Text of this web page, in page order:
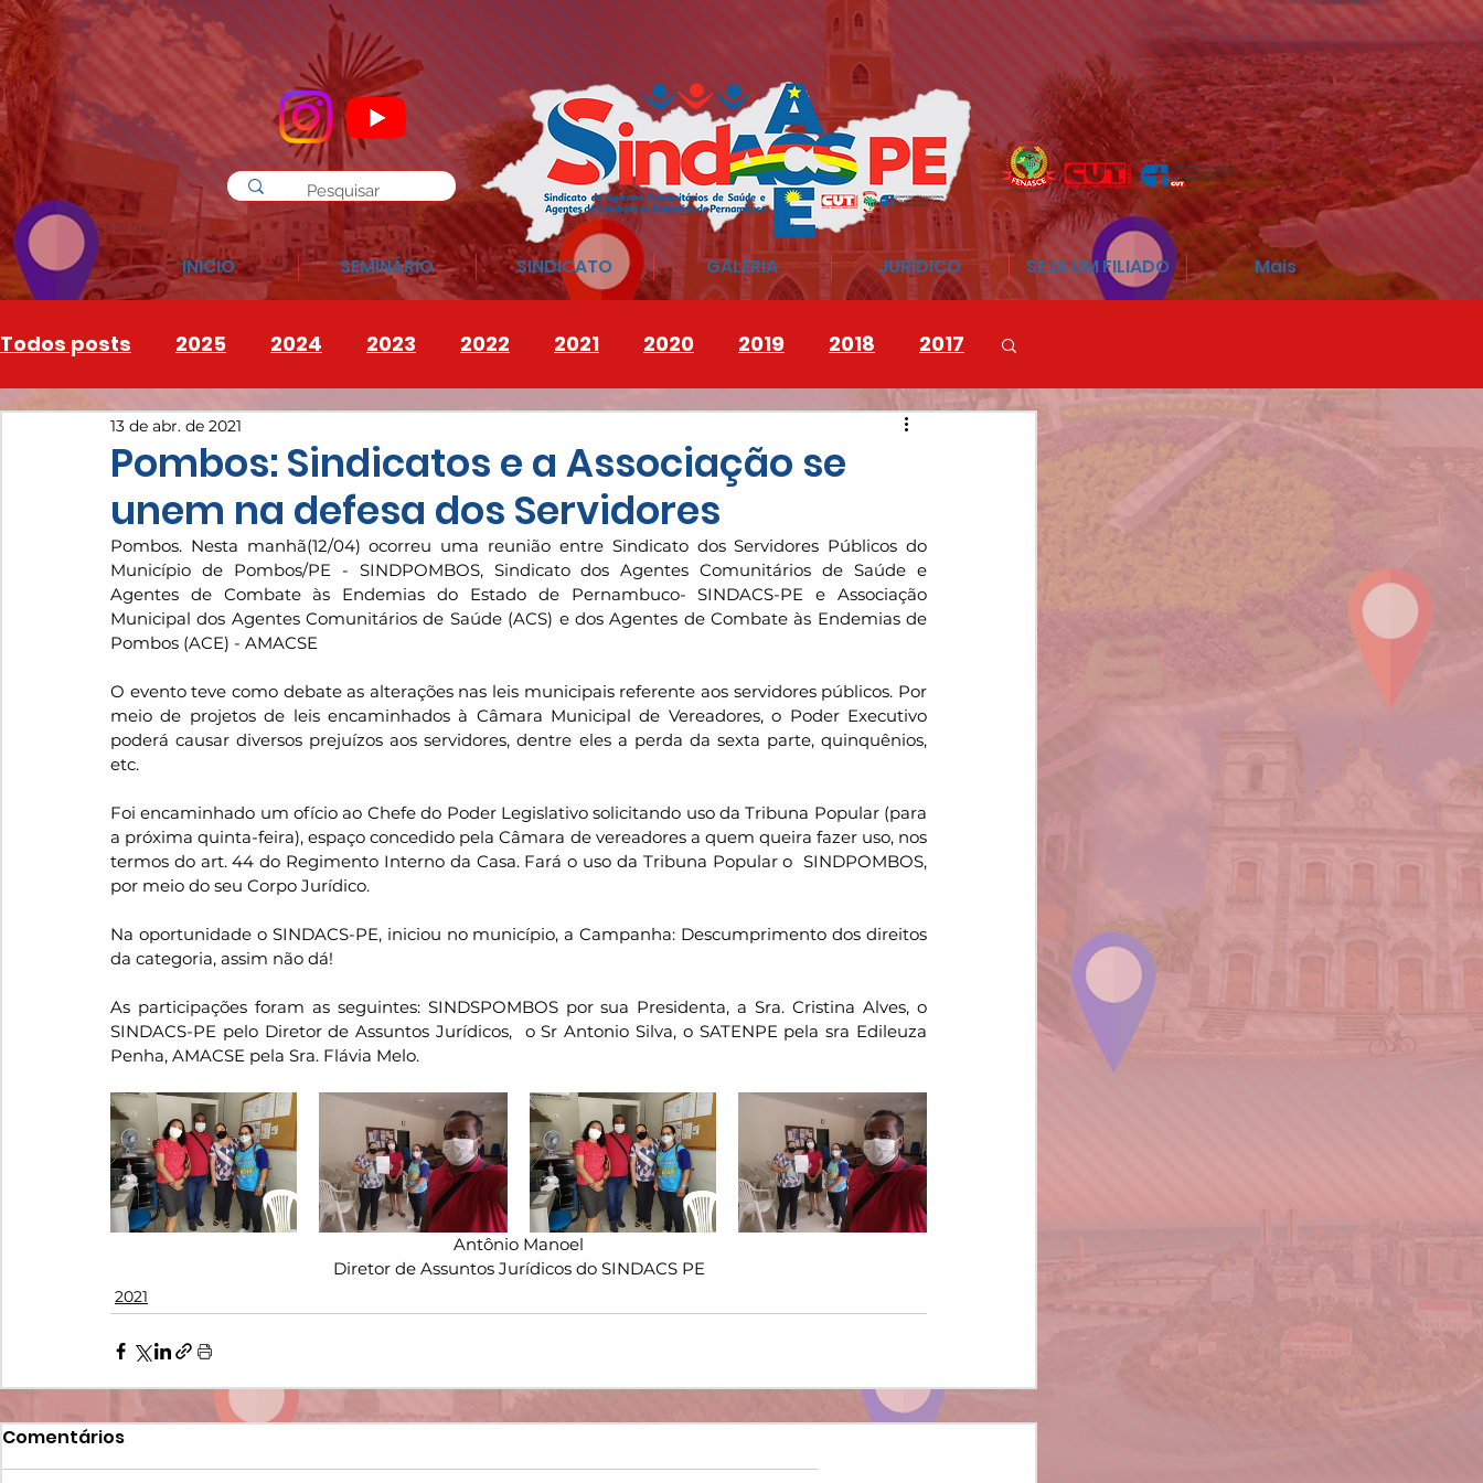
INÍCIO SEMINÁRIO SINDICATO GALERIA JURÍDICO SEJA UM FILIADO Mais
Todos posts 2025 2024 2023 2022 2021 2020 2019 2018 2017
INSTAGRAM 2026
Pombos: Sindicatos e a Associação se
unem na defesa dos Servidores
13 de abr. de 2021
Pombos. Nesta manhã(12/04) ocorreu uma reunião entre Sindicato dos Servidores Públicos do
Município de Pombos/PE - SINDPOMBOS, Sindicato dos Agentes Comunitários de Saúde e
Agentes de Combate às Endemias do Estado de Pernambuco- SINDACS-PE e Associação
Municipal dos Agentes Comunitários de Saúde (ACS) e dos Agentes de Combate às Endemias de
Pombos (ACE) - AMACSE
O evento teve como debate as alterações nas leis municipais referente aos servidores públicos. Por
meio de projetos de leis encaminhados à Câmara Municipal de Vereadores, o Poder Executivo
poderá causar diversos prejuízos aos servidores, dentre eles a perda da sexta parte, quinquênios,
etc.
Foi encaminhado um ofício ao Chefe do Poder Legislativo solicitando uso da Tribuna Popular (para
a próxima quinta-feira), espaço concedido pela Câmara de vereadores a quem queira fazer uso, nos
termos do art. 44 do Regimento Interno da Casa. Fará o uso da Tribuna Popular o  SINDPOMBOS,
por meio do seu Corpo Jurídico.
Na oportunidade o SINDACS-PE, iniciou no município, a Campanha: Descumprimento dos direitos
da categoria, assim não dá!
As participações foram as seguintes: SINDSPOMBOS por sua Presidenta, a Sra. Cristina Alves, o
SINDACS-PE pelo Diretor de Assuntos Jurídicos,  o Sr Antonio Silva, o SATENPE pela sra Edileuza
Penha, AMACSE pela Sra. Flávia Melo.
Antônio Manoel
Diretor de Assuntos Jurídicos do SINDACS PE
2021
Comentários